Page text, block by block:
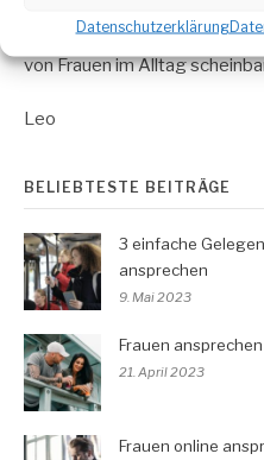
Datenschutzerklärung
ich hier über Gründe und
von Frauen im Alltag
Leo
BELIEBTESTE BEITRÄGE
3 einfache
ansprechen
9. Mai 2023
Frauen
21. April 2023
Frauen online